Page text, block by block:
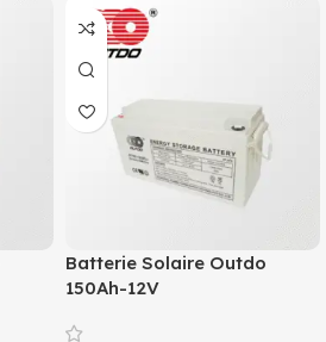
Batterie Solaire Outdo
150Ah-12V